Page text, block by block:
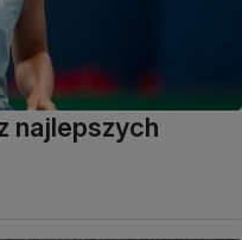
najlepszych